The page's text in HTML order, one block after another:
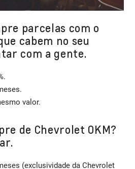
parcelas com o
cabem no seu
com a gente.
valor.
de Chevrolet 0KM?
(exclusividade da Chevrolet